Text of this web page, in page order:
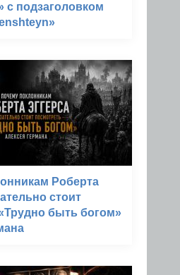
с подзаголовком
Роберта
стоит
быть богом»